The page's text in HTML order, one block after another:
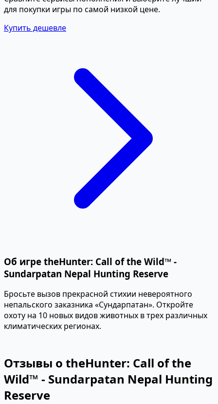
для покупки игры по самой низкой цене.
Купить дешевле
Об игре theHunter: Call of the Wild™ -
Sundarpatan Nepal Hunting Reserve
Бросьте вызов прекрасной стихии невероятного
непальского заказника «Сундарпатан». Откройте
охоту на 10 новых видов животных в трех различных
климатических регионах.
Отзывы о theHunter: Call of the
Wild™ - Sundarpatan Nepal Hunting
Reserve